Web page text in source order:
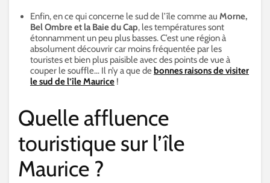
Enfin, en ce qui concerne le sud de l’île comme au Morne,
Bel Ombre et la Baie du Cap, les températures sont
étonnamment un peu plus basses. C’est une région à
absolument découvrir car moins fréquentée par les
touristes et bien plus paisible avec des points de vue à
couper le souffle… Il n’y a que de bonnes raisons de visiter
le sud de l’île Maurice !
Quelle affluence
touristique sur l’île
Maurice ?